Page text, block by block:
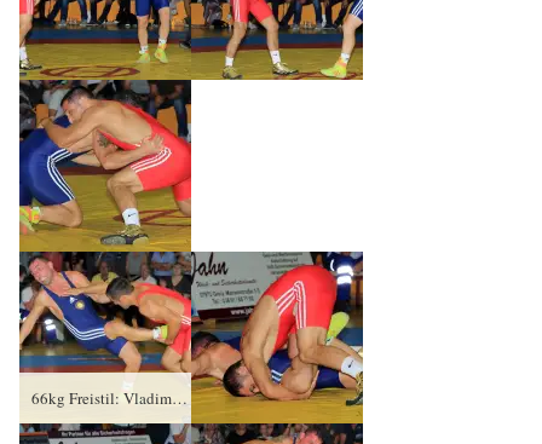
66kg Freistil: Vladimir Gotisan (rotes Trikot), RSV Rotation Greiz gegen Mario Koch, KSC Motor Jena – 4:0/TÜ/16:0/05:42